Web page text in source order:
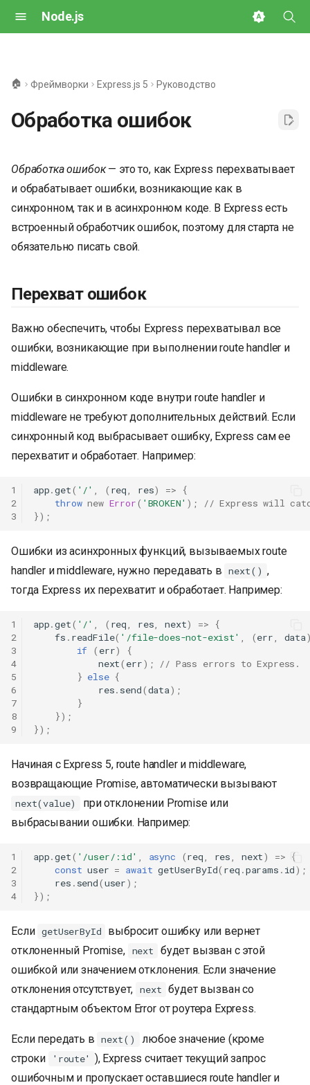
Node.js
ц
а
л
з
я
п
о
и
а
🏠 Фреймворки Express.js 5 Руководство
Обработка ошибок
Обработка ошибок— это то, как Express перехватывает
и обрабатывает ошибки, возникающие как в
синхронном, так и в асинхронном коде. В Express есть
встроенный обработчик ошибок, поэтому для старта не
обязательно писать свой.
Перехват ошибок
Важно обеспечить, чтобы Express перехватывал все
ошибки, возникающие при выполнении route handler и
middleware.
Ошибки в синхронном коде внутри route handler и
middleware не требуют дополнительных действий. Если
синхронный код выбрасывает ошибку, Express сам ее
перехватит и обработает. Например:
1
2
3
app.get( '/' , ( req, res) =>
{
throw new Error( 'BROKEN' );
// Express will
});
Ошибки из асинхронных функций, вызываемых route
handler и middleware, нужно передавать в next() ,
тогда Express их перехватит и обработает. Например:
1
2
3
4
5
6
7
8
9
app.get( '/' , ( req, res, next) =>
{
fs . readFile( '/file-does-not-exist' , (err, data
if ( err)
{
next( err);
// Pass errors to Express.
} else {
res. send(data);
}
});
});
Начиная с Express 5, route handler и middleware,
возвращающие Promise, автоматически вызывают
next(value)
при отклонении Promise или
выбрасывании ошибки. Например:
1
2
3
4
app.get( '/user/:id' , async (req, res, next) => {
const user = await getUserById( req .params . id );
res . send(user);
});
Если getUserById
выбросит ошибку или вернет
отклоненный Promise, next
будет вызван с этой
ошибкой или значением отклонения. Если значение
отклонения отсутствует, next будет вызван со
стандартным объектом Error от роутера Express.
Если передать в next()
любое значение (кроме
строки
'route' ), Express считает текущий запрос
ошибочным и пропускает оставшиеся route handler и